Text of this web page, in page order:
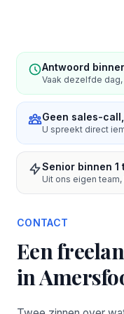
Antwoord
Vaak dezelfde
Geen sales-
U spreekt direct
Senior binnen 1
Uit ons eigen
CONTACT
Een
in